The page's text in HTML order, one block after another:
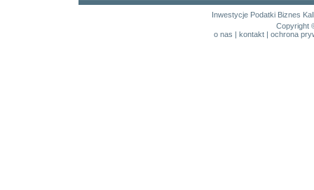
Inwestycje Podatki Biznes
Copyright
o nas | kontakt| ochrona